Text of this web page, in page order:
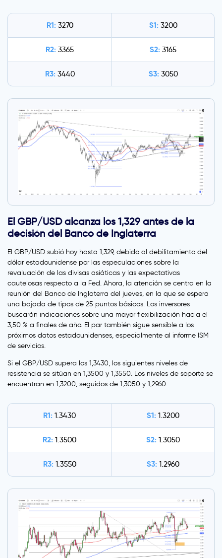
R1: 3270 S1: 3200
R2: 3365 S2: 3165
R3: 3440 S3: 3050
El GBP/USD alcanza los 1,329 antes de la
decisión del Banco de Inglaterra
El GBP/USD subió hoy hasta 1,329, debido al debilitamiento del
dólar estadounidense por las especulaciones sobre la
revaluación de las divisas asiáticas y las expectativas
cautelosas respecto a la Fed. Ahora, la atención se centra en la
reunión del Banco de Inglaterra del jueves, en la que se espera
una bajada de tipos de 25 puntos básicos. Los inversores
buscarán indicaciones sobre una mayor flexibilización hacia el
3,50 % a finales de año. El par también sigue sensible a los
próximos datos estadounidenses, especialmente al informe ISM
de servicios.
Si el GBP/USD supera los 1,3430, los siguientes niveles de
resistencia se sitúan en 1,3500 y 1,3550. Los niveles de soporte se
encuentran en 1,3200, seguidos de 1,3050 y 1,2960.
R1: 1.3430 S1: 1.3200
R2: 1.3500 S2: 1.3050
R3: 1.3550 S3: 1.2960